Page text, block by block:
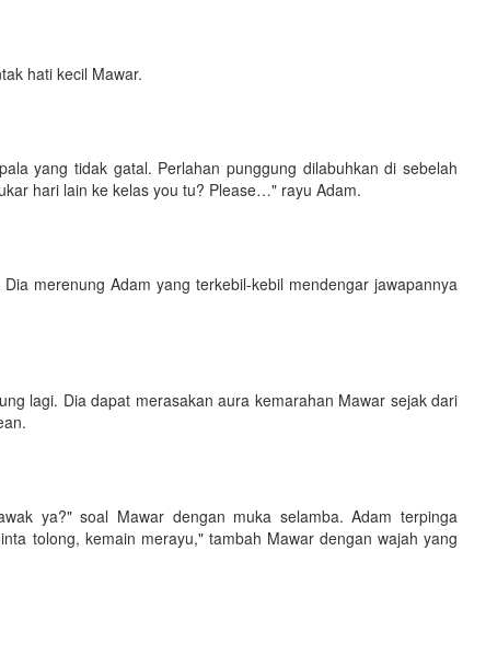
hati kecil Mawar.
yang tidak gatal. Perlahan punggung dilabuhkan di sebelah
hari lain ke kelas you tu? Please…" rayu Adam.
merenung Adam yang terkebil-kebil mendengar jawapannya
lagi. Dia dapat merasakan aura kemarahan Mawar sejak dari
ya?" soal Mawar dengan muka selamba. Adam terpinga
tolong, kemain merayu," tambah Mawar dengan wajah yang